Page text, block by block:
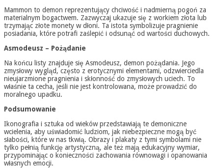
Mammon to demon reprezentujący chciwość i nadmierną pogoń za
materialnym bogactwem. Zazwyczaj ukazuje się z workiem złota lub
trzymając złote monety w dłoni. Ta istota symbolizuje pragnienie
posiadania, które potrafi zaślepić i odsunąć od wartości duchowych.
Asmodeusz – Pożądanie
Na końcu listy znajduje się Asmodeusz, demon pożądania. Jego
zmysłowy wygląd, często z erotycznymi elementami, odzwierciedla
nieujarzmione pragnienia i skłonność do zmysłowych uciech. To
właśnie ta cecha, jeśli nie jest kontrolowana, może prowadzić do
moralnego upadku.
Podsumowanie
Ikonografia i sztuka od wieków przedstawiają te demoniczne
wcielenia, aby uświadomić ludziom, jak niebezpieczne mogą być
słabości, które w nas tkwią. Obrazy i plakaty z tymi symbolami nie
tylko pełnią funkcję artystyczną, ale też mają edukacyjny wymiar,
przypominając o konieczności zachowania równowagi i opanowania
własnych emocji.